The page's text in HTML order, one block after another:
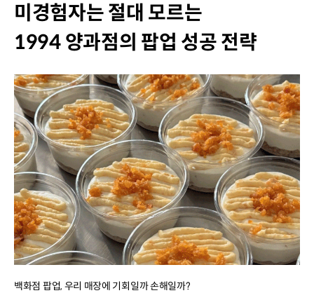
미경험자는 절대 모르는
1994 양과점의 팝업 성공 전략
백화점 팝업, 우리 매장에 기회일까 손해일까?